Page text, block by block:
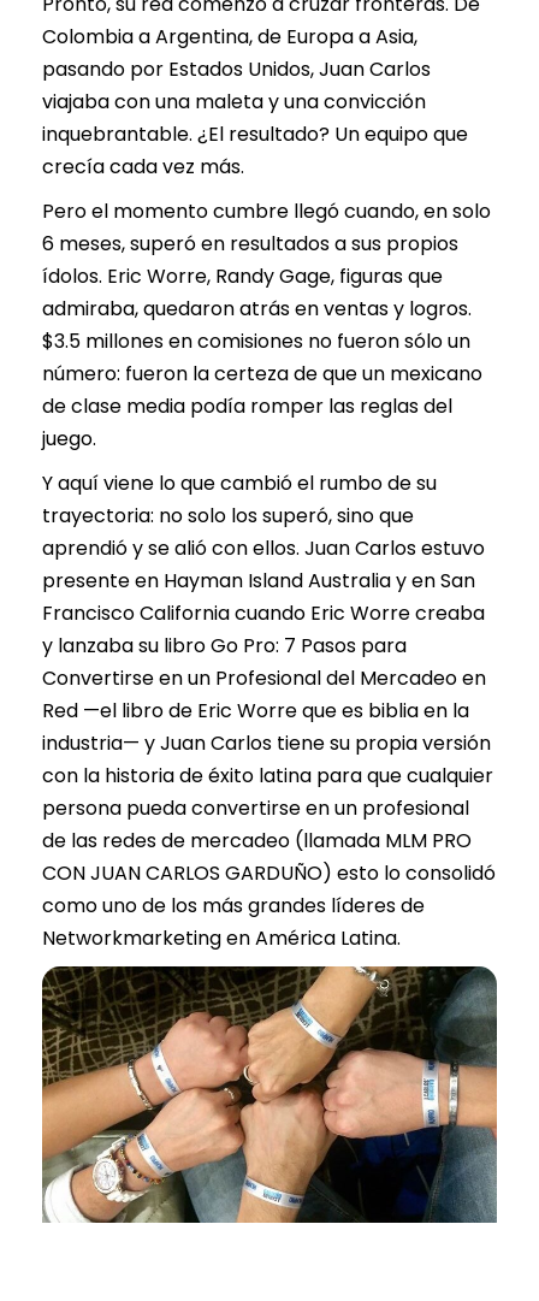
Colombia a Argentina, de Europa a Asia,
pasando por Estados Unidos, Juan Carlos
viajaba con una maleta y una convicción
inquebrantable. ¿El resultado? Un equipo que
crecía cada vez más.
Pero el momento cumbre llegó cuando, en solo
6 meses, superó en resultados a sus propios
ídolos. Eric Worre, Randy Gage, figuras que
admiraba, quedaron atrás en ventas y logros.
$3.5 millones en comisiones no fueron sólo un
número: fueron la certeza de que un mexicano
de clase media podía romper las reglas del
juego.
Y aquí viene lo que cambió el rumbo de su
trayectoria: no solo los superó, sino que
aprendió y se alió con ellos. Juan Carlos estuvo
presente en Hayman Island Australia y en San
Francisco California cuando Eric Worre creaba
y lanzaba su libro Go Pro: 7 Pasos para
Convertirse en un Profesional del Mercadeo en
Red —el libro de Eric Worre que es biblia en la
industria— y Juan Carlos tiene su propia versión
con la historia de éxito latina para que cualquier
persona pueda convertirse en un profesional
de las redes de mercadeo (llamada MLM PRO
CON JUAN CARLOS GARDUÑO) esto lo consolidó
como uno de los más grandes líderes de
Networkmarketing en América Latina.